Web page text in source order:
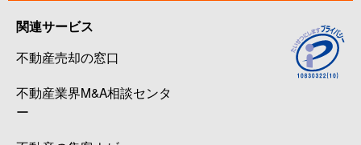
関連サービス
不動産売却の窓口
不動産業界M&A相談センタ
ー